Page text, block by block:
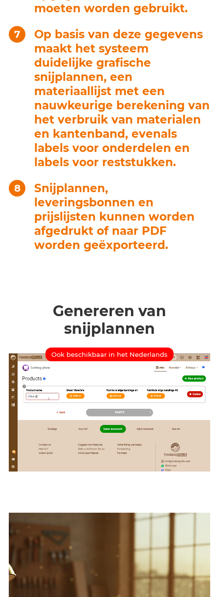
moeten worden gebruikt.
Op basis van deze gegevens
maakt het systeem
duidelijke grafische
snijplannen, een
materiaallijst met een
nauwkeurige berekening van
het verbruik van materialen
en kantenband, evenals
labels voor onderdelen en
labels voor reststukken.
Snijplannen,
leveringsbonnen en
prijslijsten kunnen worden
afgedrukt of naar PDF
worden geëxporteerd.
Genereren van
snijplannen
Ook beschikbaar in het Nederlands